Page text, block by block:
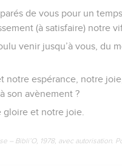
de vous pour un
(à satisfaire) notre
venir jusqu’à vous, du
notre espérance, notre
son avènement ?
gloire et notre joie.
– Bibli’O, 1978, avec